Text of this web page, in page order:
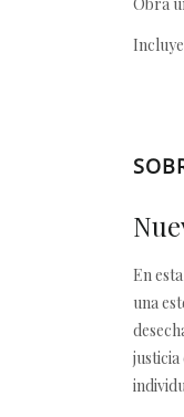
En
una